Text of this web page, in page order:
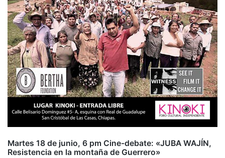
Martes 18 de junio, 6 pm Cine-debate: «JUBA WAJÍN,
Resistencia en la montaña de Guerrero»